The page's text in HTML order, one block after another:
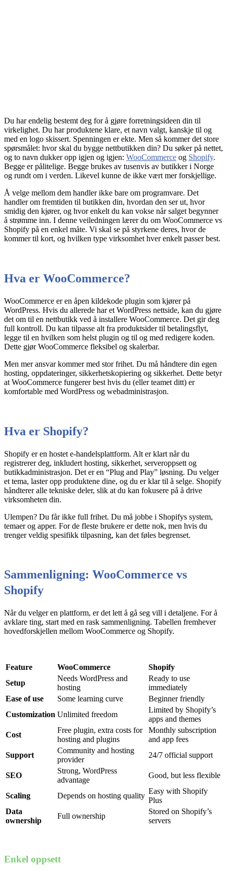
Du har endelig bestemt deg for å gjøre forretningsideen din til
virkelighet. Du har produktene klare, et navn valgt, kanskje til og
med en logo skissert. Spenningen er ekte. Men så kommer det store
spørsmålet: hvor skal du bygge nettbutikken din? Du søker på nettet,
og to navn dukker opp igjen og igjen: WooCommerce og Shopify.
Begge er pålitelige. Begge brukes av tusenvis av butikker i Norge
og rundt om i verden. Likevel kunne de ikke vært mer forskjellige.
Å velge mellom dem handler ikke bare om programvare. Det
handler om fremtiden til butikken din, hvordan den ser ut, hvor
smidig den kjører, og hvor enkelt du kan vokse når salget begynner
å strømme inn. I denne veiledningen lærer du om WooCommerce vs
Shopify på en enkel måte. Vi skal se på styrkene deres, hvor de
kommer til kort, og hvilken type virksomhet hver enkelt passer best.
Hva er WooCommerce?
WooCommerce er en åpen kildekode plugin som kjører på
WordPress. Hvis du allerede har et WordPress nettside, kan du gjøre
det om til en nettbutikk ved å installere WooCommerce. Det gir deg
full kontroll. Du kan tilpasse alt fra produktsider til betalingsflyt,
legge til en hvilken som helst plugin og til og med redigere koden.
Dette gjør WooCommerce fleksibel og skalerbar.
Men mer ansvar kommer med stor frihet. Du må håndtere din egen
hosting, oppdateringer, sikkerhetskopiering og sikkerhet. Dette betyr
at WooCommerce fungerer best hvis du (eller teamet ditt) er
komfortable med WordPress og webadministrasjon.
Hva er Shopify?
Shopify er en hostet e-handelsplattform. Alt er klart når du
registrerer deg, inkludert hosting, sikkerhet, serveroppsett og
butikkadministrasjon. Det er en “Plug and Play” løsning. Du velger
et tema, laster opp produktene dine, og du er klar til å selge. Shopify
håndterer alle tekniske deler, slik at du kan fokusere på å drive
virksomheten din.
Ulempen? Du får ikke full frihet. Du må jobbe i Shopifys system,
temaer og apper. For de fleste brukere er dette nok, men hvis du
trenger veldig spesifikk tilpasning, kan det føles begrenset.
Sammenligning: WooCommerce vs
Shopify
Når du velger en plattform, er det lett å gå seg vill i detaljene. For å
avklare ting, start med en rask sammenligning. Tabellen fremhever
hovedforskjellen mellom WooCommerce og Shopify.
Feature WooCommerce
Shopify
Setup
Needs WordPress and
hosting
Ready to use
immediately
Ease of use
Some learning curve
Beginner friendly
Customization Unlimited freedom
Limited by Shopify’s
apps and themes
Cost
Free plugin, extra costs for
hosting and plugins
Monthly subscription
and app fees
Support
Community and hosting
provider
24/7 official support
SEO
Strong, WordPress
advantage
Good, but less flexible
Scaling Depends on hosting quality
Easy with Shopify
Plus
Data
ownership
Full ownership
Stored on Shopify’s
servers
Enkel oppsett